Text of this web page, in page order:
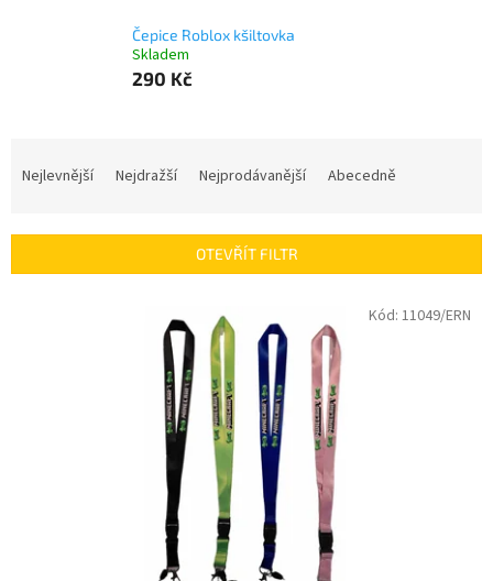
Čepice Roblox kšiltovka
Skladem
290 Kč
í
Nejlevnější Nejdražší Nejprodávanější Abecedně
OTEVŘÍT FILTR
Kód: 11049/ERN